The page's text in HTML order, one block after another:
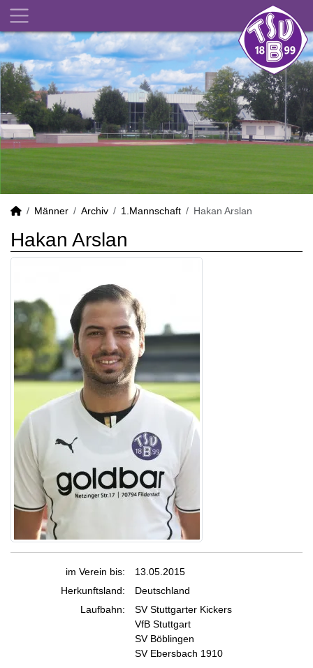
Männer Archiv 1.Mannschaft Hakan Arslan
Hakan Arslan
im Verein bis:
13.05.2015
Herkunftsland:
Deutschland
Laufbahn:
SV Stuttgarter Kickers
VfB Stuttgart
SV Böblingen
SV Ebersbach 1910